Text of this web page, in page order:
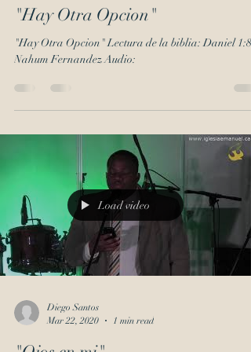
"Hay Otra Opcion"
"Hay Otra Opcion" Lectura de la biblia: Daniel 1:8
Nahum Fernandez Audio:
Load video
Diego Santos
Mar 22, 2020
1 min read